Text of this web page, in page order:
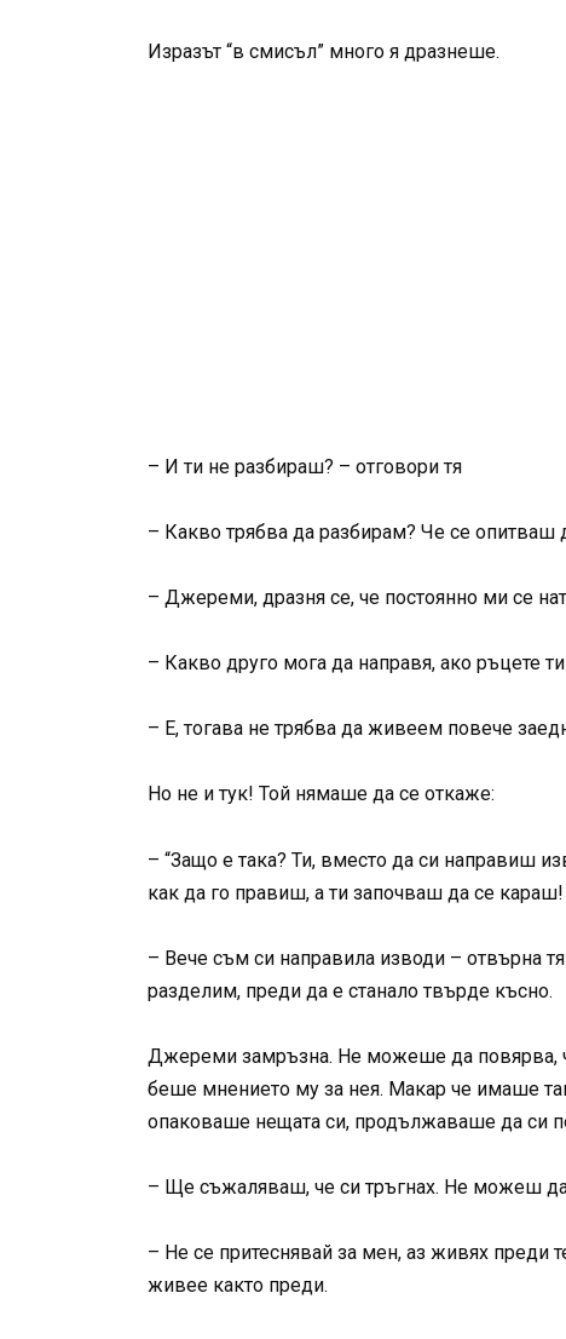
Изразът “в смисъл” много я дразнеше.
– И ти не разбираш? – отговори тя
– Какво трябва да разбирам? Че се опитваш
– Джереми, дразня се, че постоянно ми се
– Какво друго мога да направя, ако ръцете
– Е, тогава не трябва да живеем повече
Но не и тук! Той нямаше да се откаже:
– “Защо е така? Ти, вместо да си направиш
как да го правиш, а ти започваш да се караш!
– Вече съм си направила изводи – отвърна
разделим, преди да е станало твърде късно.
Джереми замръзна. Не можеше да повярва,
беше мнението му за нея. Макар че имаше
опаковаше нещата си, продължаваше да си
– Ще съжаляваш, че си тръгнах. Не можеш
– Не се притеснявай за мен, аз живях преди
живее както преди.